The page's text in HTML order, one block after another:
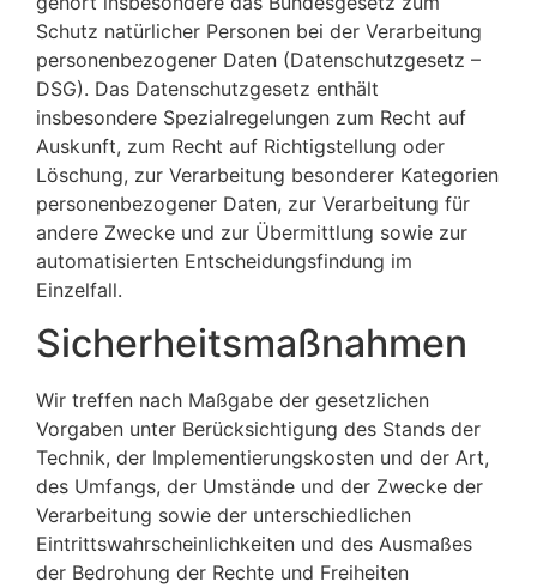
Schutz natürlicher Personen bei der Verarbeitung
personenbezogener Daten (Datenschutzgesetz –
DSG). Das Datenschutzgesetz enthält
insbesondere Spezialregelungen zum Recht auf
Auskunft, zum Recht auf Richtigstellung oder
Löschung, zur Verarbeitung besonderer Kategorien
personenbezogener Daten, zur Verarbeitung für
andere Zwecke und zur Übermittlung sowie zur
automatisierten Entscheidungsfindung im
Einzelfall.
Sicherheitsmaßnahmen
Wir treffen nach Maßgabe der gesetzlichen
Vorgaben unter Berücksichtigung des Stands der
Technik, der Implementierungskosten und der Art,
des Umfangs, der Umstände und der Zwecke der
Verarbeitung sowie der unterschiedlichen
Eintrittswahrscheinlichkeiten und des Ausmaßes
der Bedrohung der Rechte und Freiheiten